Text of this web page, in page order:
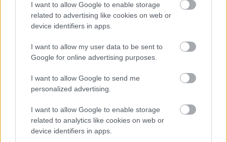
I want to allow Google to enable storage
related to advertising like cookies on web or
device identifiers in apps.
I want to allow my user data to be sent to
Google for online advertising purposes.
I want to allow Google to send me
personalized advertising.
I want to allow Google to enable storage
related to analytics like cookies on web or
device identifiers in apps.
Daca vergeturile sunt mai evidente, ia in
considerare efectuarea unuipeeling chimic
piele, acestea stimuleaza producerea colagenului si
accelereaza vindecarea vergeturilor.
Medicina moderna iti ofera ca alternativa
terapia cu laser, prin care lumina intensa din
laser este pulsata la nivel local patrunzand
tesutul afectat si stimuland repararea
elastanului. Acestea functioneaza cu precadere